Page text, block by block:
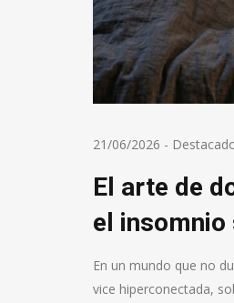
21/06/2026 -
El arte de
el
En un mundo que no
vice hiperconectada,